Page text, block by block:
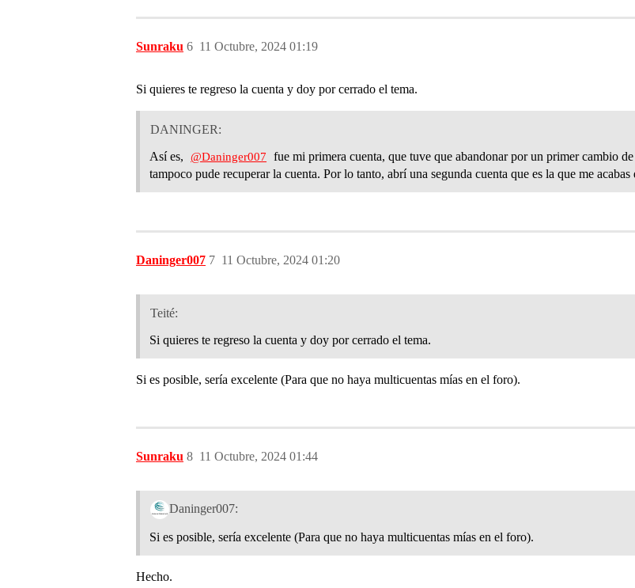
Sunraku 11 Octubre, 2024 01:19
6
Si quieres te regreso la cuenta y doy por cerrado el tema.
DANINGER:
Así es,
@Daninger007
fue mi primera cuenta, que tuve que abandonar por un primer cambio
tampoco pude recuperar la cuenta. Por lo tanto, abrí una segunda cuenta que es la que me acabas
Daninger007 11 Octubre, 2024 01:20
7
Teité:
Si quieres te regreso la cuenta y doy por cerrado el tema.
Si es posible, sería excelente (Para que no haya multicuentas mías en el foro).
Sunraku 11 Octubre, 2024 01:44
8
Daninger007:
Si es posible, sería excelente (Para que no haya multicuentas mías en el foro).
Hecho.